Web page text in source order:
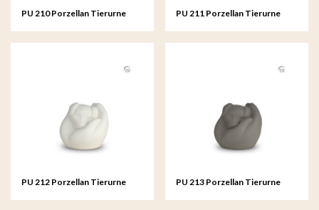
PU 210 Porzellan Tierurne PU 211 Porzellan Tierurne
PU 212 Porzellan Tierurne PU 213 Porzellan Tierurne